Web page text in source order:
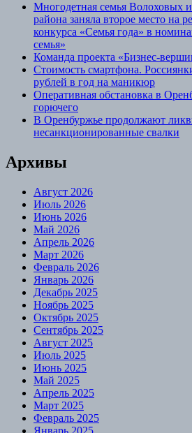
Многодетная семья Волоховых
района заняла второе место на
конкурса «Семья года» в
семья»
Команда проекта
Стоимость смартфона.
рублей в год на маникюр
Оперативная обстановка в
горючего
В Оренбуржье продолжают
несанкционированные свалки
Архивы
Август 2026
Июль 2026
Июнь 2026
Май 2026
Апрель 2026
Март 2026
Февраль 2026
Январь 2026
Декабрь 2025
Ноябрь 2025
Октябрь 2025
Сентябрь 2025
Август 2025
Июль 2025
Июнь 2025
Май 2025
Апрель 2025
Март 2025
Февраль 2025